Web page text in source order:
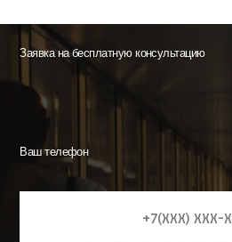
Заявка на бесплатную консультацию
Ваш телефон